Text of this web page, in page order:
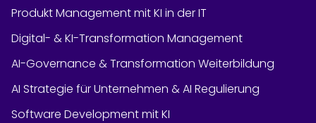
Produkt Management mit KI in der IT
Digital- & KI-Transformation Management
AI-Governance & Transformation Weiterbildung
AI Strategie für Unternehmen & AI Regulierung
Software Development mit KI